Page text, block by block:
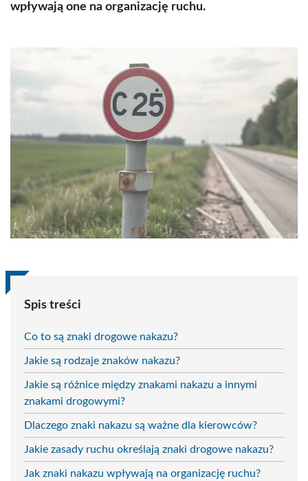
wpływają one na organizację ruchu.
Spis treści
Co to są znaki drogowe nakazu?
Jakie są rodzaje znaków nakazu?
Jakie są różnice między znakami nakazu a innymi
znakami drogowymi?
Dlaczego znaki nakazu są ważne dla kierowców?
Jakie zasady ruchu określają znaki drogowe nakazu?
Jak znaki nakazu wpływają na organizację ruchu?